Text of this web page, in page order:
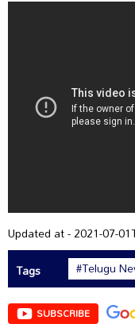
Updated at - 2021-07-
Tags
#Telugu
SUBSCRIBE